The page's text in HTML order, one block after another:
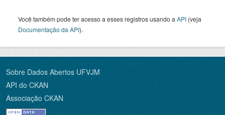
Você também pode ter acesso a esses registros usando a API (veja
Documentação da API).
Sobre Dados Abertos UFVJM
API do CKAN
Associação CKAN